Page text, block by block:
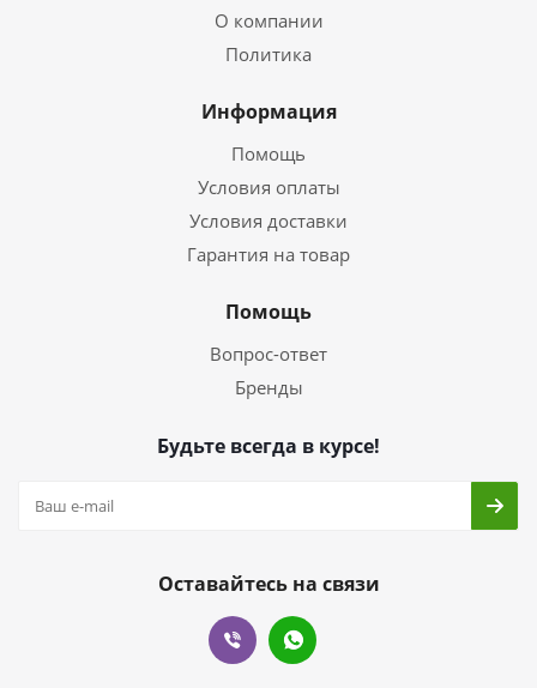
О компании
Политика
Информация
Помощь
Условия оплаты
Условия доставки
Гарантия на товар
Помощь
Вопрос-ответ
Бренды
Будьте всегда в курсе!
Оставайтесь на связи